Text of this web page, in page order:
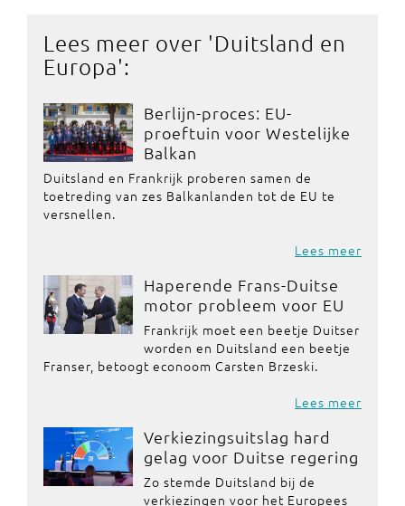
Lees meer over 'Duitsland en
Europa':
Berlijn-proces: EU-
proeftuin voor Westelijke
Balkan
Duitsland en Frankrijk proberen samen de
toetreding van zes Balkanlanden tot de EU te
versnellen.
Lees meer
Haperende Frans-Duitse
motor probleem voor EU
Frankrijk moet een beetje Duitser
worden en Duitsland een beetje
Franser, betoogt econoom Carsten Brzeski.
Lees meer
Verkiezingsuitslag hard
gelag voor Duitse regering
Zo stemde Duitsland bij de
verkiezingen voor het Europees